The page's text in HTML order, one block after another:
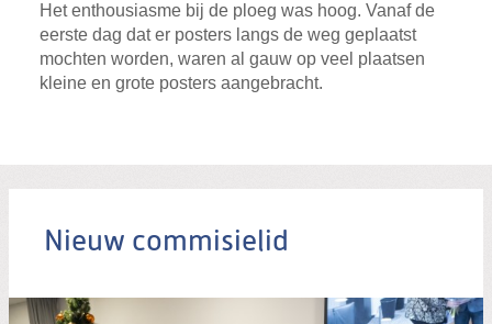
Het enthousiasme bij de ploeg was hoog. Vanaf de
eerste dag dat er posters langs de weg geplaatst
mochten worden, waren al gauw op veel plaatsen
kleine en grote posters aangebracht.
Nieuw commisielid